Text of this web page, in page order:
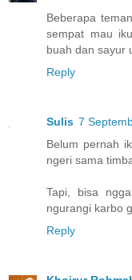
Beberapa
sempat mau
buah dan sayur
Reply
Sulis 7
Belum pernah
ngeri sama
Tapi, bisa
ngurangi karbo
Reply